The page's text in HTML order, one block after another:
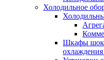
Холодильное
Шкафы